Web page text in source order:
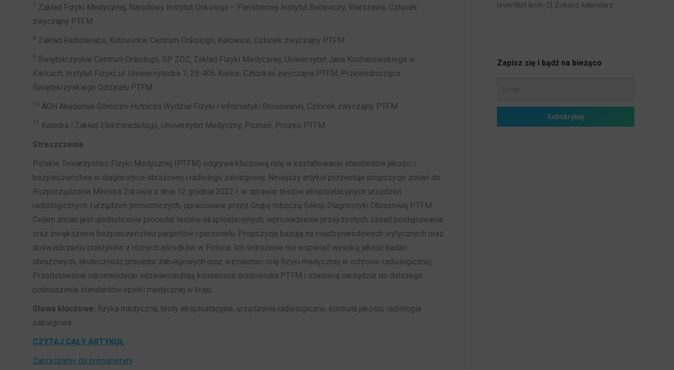
7 Zakład Fizyki Medycznej, Narodowy Instytut Onkologii – Państwowy Instytut Badawczy, Warszawa, Członek
zwyczajny PTFM
8 Zakład Radioterapii, Katowickie Centrum Onkologii, Katowice, Członek zwyczajny PTFM
9 Świętokrzyskie Centrum Onkologii, SP ZOZ, Zakład Fizyki Medycznej, Uniwersytet Jana Kochanowskiego w
Kielcach, Instytut Fizyki, ul. Uniwersytecka 7, 25-406 Kielce, Członkini zwyczajna PTFM, Przewodnicząca
Świętokrzyskiego Oddziału PTFM
10 AGH Akademia-Górniczo-Hutnicza Wydział Fizyki i Informatyki Stosowanej, Członek zwyczajny PTFM
11
Katedra i Zakład Elektroradiologii, Uniwersytet Medyczny, Poznań, Prezes PTFM
Streszczenie
Polskie Towarzystwo Fizyki Medycznej (PTFM) odgrywa kluczową rolę w kształtowaniu standardów jakości i
bezpieczeństwa w diagnostyce obrazowej i radiologii zabiegowej. Niniejszy artykuł prezentuje propozycje zmian do
Rozporządzenia Ministra Zdrowia z dnia 12 grudnia 2022 r. w sprawie testów eksploatacyjnych urządzeń
radiologicznych i urządzeń pomocniczych, opracowane przez Grupę roboczą Sekcji Diagnostyki Obrazowej PTFM.
Celem zmian jest ujednolicenie procedur testów eksploatacyjnych, wprowadzenie przejrzystych zasad postępowania
oraz zwiększenie bezpieczeństwa pacjentów i personelu. Propozycje bazują na międzynarodowych wytycznych oraz
doświadczeniu praktyków z różnych ośrodków w Polsce. Ich wdrożenie ma wspierać wysoką jakość badań
obrazowych, skuteczność procedur zabiegowych oraz wzmacniać rolę fizyki medycznej w ochronie radiologicznej.
Przedstawione rekomendacje odzwierciedlają konsensus środowiska PTFM i stanowią narzędzie do dalszego
podnoszenia standardów opieki medycznej w kraju.
Słowa kluczowe: fizyka medyczna, testy eksploatacyjne, urządzenia radiologiczne, kontrola jakości, radiologia
zabiegowa
CZYTAJ CAŁY ARTYKUŁ
Zapraszamy do prenumeraty
[eventlist limit=2] Zobacz kalendarz
Zapisz się i bądź na bieżąco